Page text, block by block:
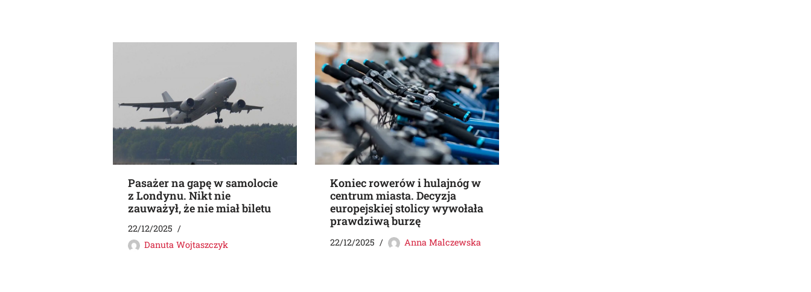
Pasażer na gapę w samolocie
z Londynu. Nikt nie
zauważył, że nie miał biletu
22/12/2025
Danuta Wojtaszczyk
Koniec rowerów i hulajnóg w
centrum miasta. Decyzja
europejskiej stolicy wywołała
prawdziwą burzę
22/12/2025 Anna Malczewska